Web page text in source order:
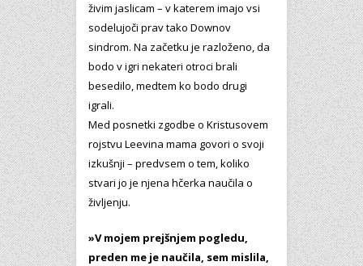
živim jaslicam – v katerem imajo vsi
sodelujoči prav tako Downov
sindrom. Na začetku je razloženo, da
bodo v igri nekateri otroci brali
besedilo, medtem ko bodo drugi
igrali.
Med posnetki zgodbe o Kristusovem
rojstvu Leevina mama govori o svoji
izkušnji – predvsem o tem, koliko
stvari jo je njena hčerka naučila o
življenju.
»V mojem prejšnjem pogledu,
preden me je naučila, sem mislila,